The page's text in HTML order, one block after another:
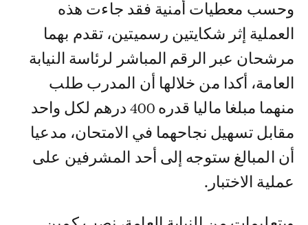
وحسب معطيات أمنية فقد جاءت هذه
العملية إثر شكايتين رسميتين، تقدم بهما
مرشحان عبر الرقم المباشر لرئاسة النيابة
العامة، أكدا من خلالها أن المدرب طلب
منهما مبلغا ماليا قدره 400 درهم لكل واحد
مقابل تسهيل نجاحهما في الامتحان، مدعيا
أن المبالغ ستوجه إلى أحد المشرفين على
عملية الاختبار.